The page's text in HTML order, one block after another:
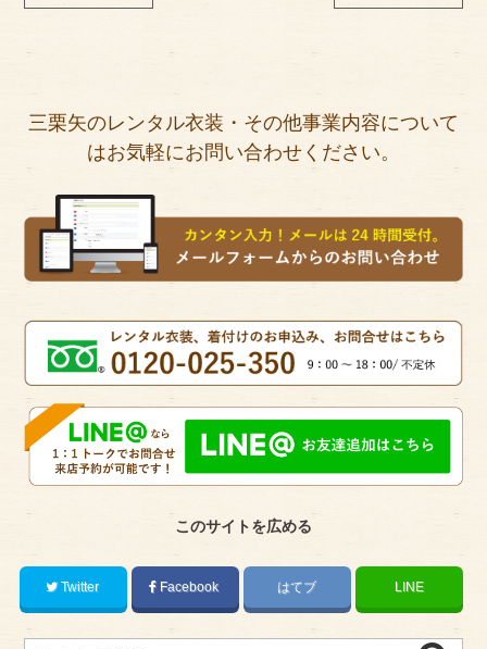
三栗矢のレンタル衣装・その他事業内容について
はお気軽にお問い合わせください。
このサイトを広める
Twitter Facebook はてブ LINE